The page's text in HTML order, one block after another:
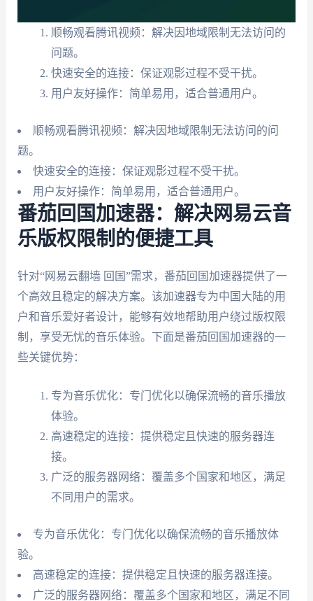
顺畅观看腾讯视频：解决因地域限制无法访问的
问题。
快速安全的连接：保证观影过程不受干扰。
用户友好操作：简单易用，适合普通用户。
顺畅观看腾讯视频：解决因地域限制无法访问的问
题。
快速安全的连接：保证观影过程不受干扰。
用户友好操作：简单易用，适合普通用户。
番茄回国加速器：解决网易云音
乐版权限制的便捷工具
针对“网易云翻墙 回国”需求，番茄回国加速器提供了一
个高效且稳定的解决方案。该加速器专为中国大陆的用
户和音乐爱好者设计，能够有效地帮助用户绕过版权限
制，享受无忧的音乐体验。下面是番茄回国加速器的一
些关键优势：
专为音乐优化：专门优化以确保流畅的音乐播放
体验。
高速稳定的连接：提供稳定且快速的服务器连
接。
广泛的服务器网络：覆盖多个国家和地区，满足
不同用户的需求。
专为音乐优化：专门优化以确保流畅的音乐播放体
验。
高速稳定的连接：提供稳定且快速的服务器连接。
广泛的服务器网络：覆盖多个国家和地区，满足不同